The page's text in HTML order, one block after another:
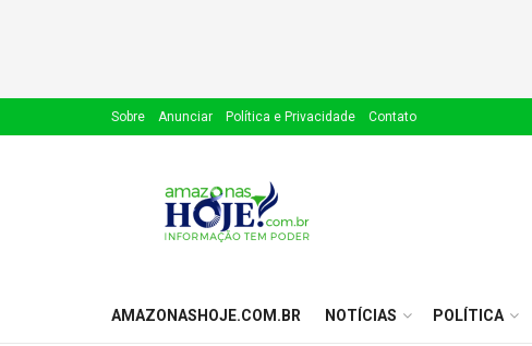
Sobre Anunciar Política e Privacidade Contato
AMAZONASHOJE.COM.BR NOTÍCIAS POLÍTICA